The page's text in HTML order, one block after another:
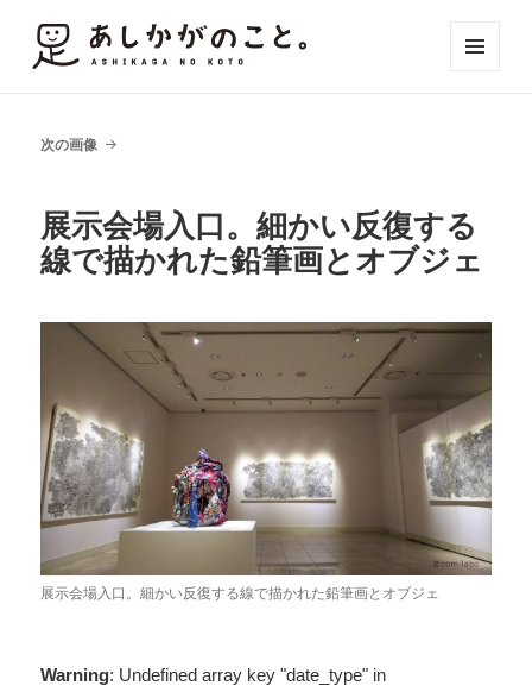
次の画像
展示会場入口。細かい反復する
線で描かれた鉛筆画とオブジェ
展示会場入口。細かい反復する線で描かれた鉛筆画とオブジェ
Warning: Undefined array key "date_type" in